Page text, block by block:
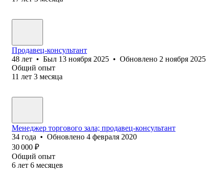
Продавец-консультант
48 лет • Был 13 ноября 2025 • Обновлено 2 ноября 2025
Общий опыт
11 лет 3 месяца
Менеджер торгового зала; продавец-консультант
34 года • Обновлено 4 февраля 2020
30 000 ₽
Общий опыт
6 лет 6 месяцев